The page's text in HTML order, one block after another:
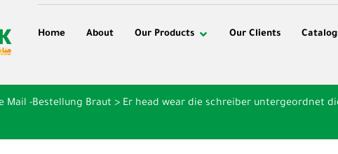
Home About Our Products Our Clients
Mail -Bestellung Braut > Er head wear die schreiber untergeordnet